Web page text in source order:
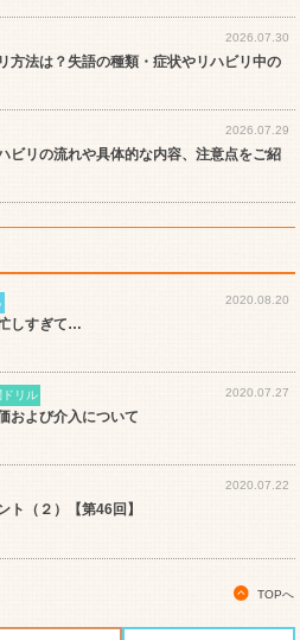
2026.07.30
方法は？失語の種類・症状やリハビリ中の
2026.07.29
ビリの流れや具体的な内容、注意点をご紹
2020.08.20
しすぎて…
リル 2020.07.27
および介入について
2020.07.22
ト（２）【第46回】
TOPへ